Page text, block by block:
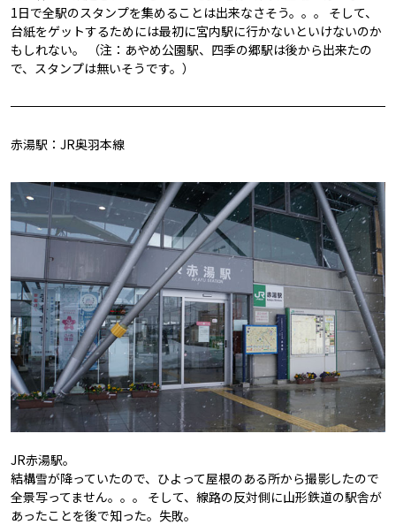
1日で全駅のスタンプを集めることは出来なさそう。。。 そして、
台紙をゲットするためには最初に宮内駅に行かないといけないのか
もしれない。 （注：あやめ公園駅、四季の郷駅は後から出来たの
で、スタンプは無いそうです。）
赤湯駅：JR奥羽本線
JR赤湯駅。
結構雪が降っていたので、ひよって屋根のある所から撮影したので
全景写ってません。。。 そして、線路の反対側に山形鉄道の駅舎が
あったことを後で知った。失敗。